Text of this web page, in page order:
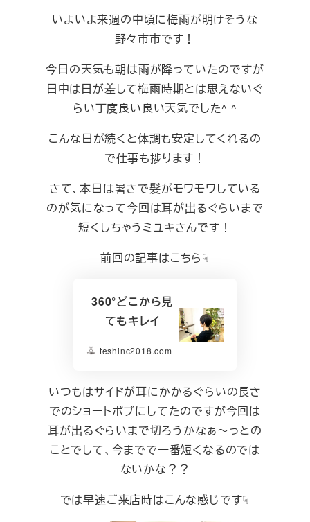
いよいよ来週の中頃に梅雨が明けそうな
野々市市です！
今日の天気も朝は雨が降っていたのですが
日中は日が差して梅雨時期とは思えないぐ
らい丁度良い良い天気でした^ ^
こんな日が続くと体調も安定してくれるの
で仕事も捗ります！
さて、本日は暑さで髪がモワモワしている
のが気になって今回は耳が出るぐらいまで
短くしちゃうミユキさんです！
前回の記事はこちら☟
360°どこから見
てもキレイ
teshinc2018.com
いつもはサイドが耳にかかるぐらいの長さ
でのショートボブにしてたのですが今回は
耳が出るぐらいまで切ろうかなぁ～っとの
ことでして、今までで一番短くなるのでは
ないかな？？
では早速ご来店時はこんな感じです☟